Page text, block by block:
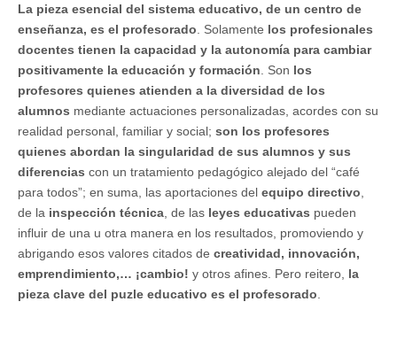
La pieza esencial del sistema educativo, de un centro de
enseñanza, es el profesorado . Solamente los profesionales
docentes tienen la capacidad y la autonomía para cambiar
positivamente la educación y formación . Son los
profesores quienes atienden a la diversidad de los
alumnos mediante actuaciones personalizadas, acordes con su
realidad personal, familiar y social; son los profesores
quienes abordan la singularidad de sus alumnos y sus
diferencias con un tratamiento pedagógico alejado del “café
para todos”; en suma, las aportaciones del equipo directivo
de la inspección técnica , de las leyes educativas pueden
influir de una u otra manera en los resultados, promoviendo y
abrigando esos valores citados de creatividad, innovación,
emprendimiento,… ¡cambio! y otros afines. Pero reitero, la
pieza clave del puzle educativo es el profesorado